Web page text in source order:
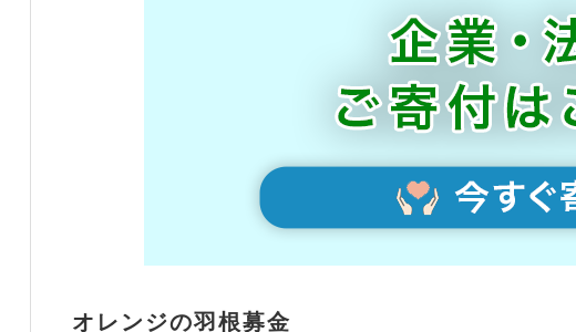
オレンジの羽根募金